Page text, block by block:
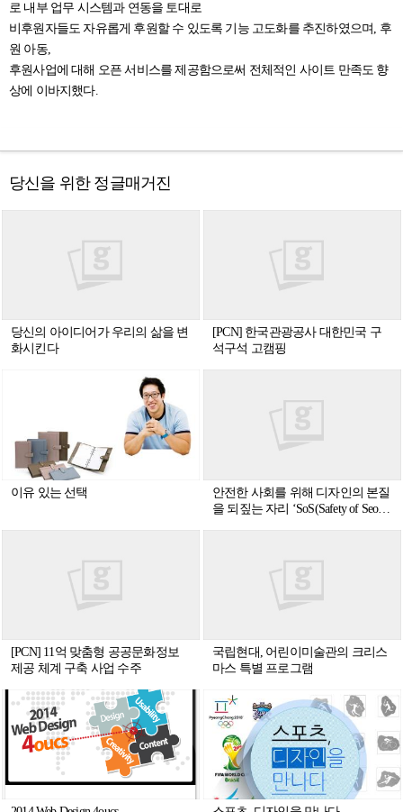
로 내부 업무 시스템과 연동을 토대로
비후원자들도 자유롭게 후원할 수 있도록 기능 고도화를 추진하였으며, 후
원 아동,
후원사업에 대해 오픈 서비스를 제공함으로써 전체적인 사이트 만족도 향
상에 이바지했다.
당신을 위한 정글매거진
당신의 아이디어가 우리의 삶을 변
화시킨다
[PCN] 한국관광공사 대한민국 구
석구석 고캠핑
이유 있는 선택
안전한 사회를 위해 디자인의 본질
을 되짚는 자리 ‘SoS(Safety of Seoul)
[PCN] 11억 맞춤형 공공문화정보
제공 체계 구축 사업 수주
국립현대, 어린이미술관의 크리스
마스 특별 프로그램